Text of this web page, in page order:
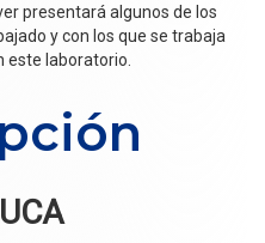
presentará algunos de los
y con los que se trabaja
este laboratorio.